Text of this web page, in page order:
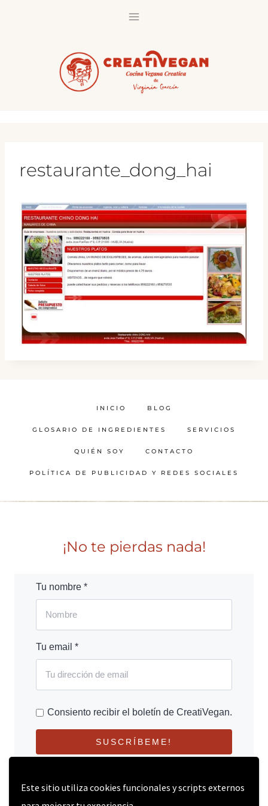
Este sitio utiliza cookies funcionales y scripts externos
restaurante_dong_hai
INICIO BLOG
GLOSARIO DE INGREDIENTES SERVICIOS
QUIÉN SOY CONTACTO
POLÍTICA DE PUBLICIDAD Y REDES SOCIALES
¡No te pierdas nada!
Tu nombre *
Tu email *
Consiento recibir el boletín de CreatiVegan.
SUSCRÍBEME!